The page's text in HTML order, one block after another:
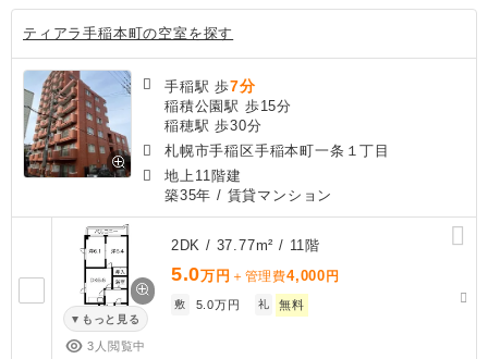
ティアラ手稲本町の空室を探す
手稲駅 歩7分
稲積公園駅 歩15分
稲穂駅 歩30分
札幌市手稲区手稲本町一条１丁目
地上11階建
築35年 / 賃貸マンション
もっと見る
3人閲覧中
2DK / 37.77m² / 11階
5.0万円 ＋管理費4,000 円
敷 5.0万円 礼 無料